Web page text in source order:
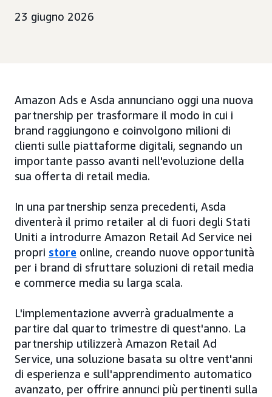
23 giugno 2026
Amazon Ads e Asda annunciano oggi una nuova
partnership per trasformare il modo in cui i
brand raggiungono e coinvolgono milioni di
clienti sulle piattaforme digitali, segnando un
importante passo avanti nell'evoluzione della
sua offerta di retail media.
In una partnership senza precedenti, Asda
diventerà il primo retailer al di fuori degli Stati
Uniti a introdurre Amazon Retail Ad Service nei
propri store online, creando nuove opportunità
per i brand di sfruttare soluzioni di retail media
e commerce media su larga scala.
L'implementazione avverrà gradualmente a
partire dal quarto trimestre di quest'anno. La
partnership utilizzerà Amazon Retail Ad
Service, una soluzione basata su oltre vent'anni
di esperienza e sull'apprendimento automatico
avanzato, per offrire annunci più pertinenti sulla